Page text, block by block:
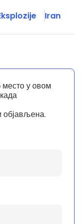
Iran
у овом